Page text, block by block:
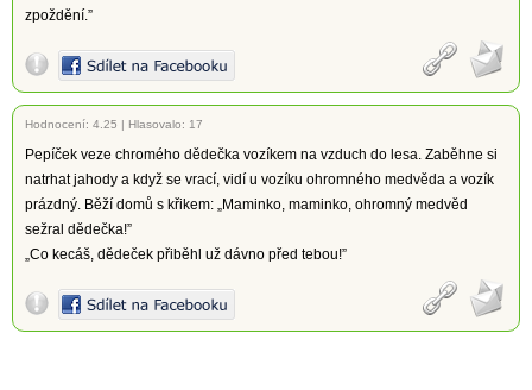
zpoždění.”
Hodnocení: 4.25 | Hlasovalo: 17
Pepíček veze chromého dědečka vozíkem na vzduch do lesa. Zaběhne si
natrhat jahody a když se vrací, vidí u vozíku ohromného medvěda a vozík
prázdný. Běží domů s křikem: „Maminko, maminko, ohromný medvěd
sežral dědečka!”
„Co kecáš, dědeček přiběhl už dávno před tebou!”